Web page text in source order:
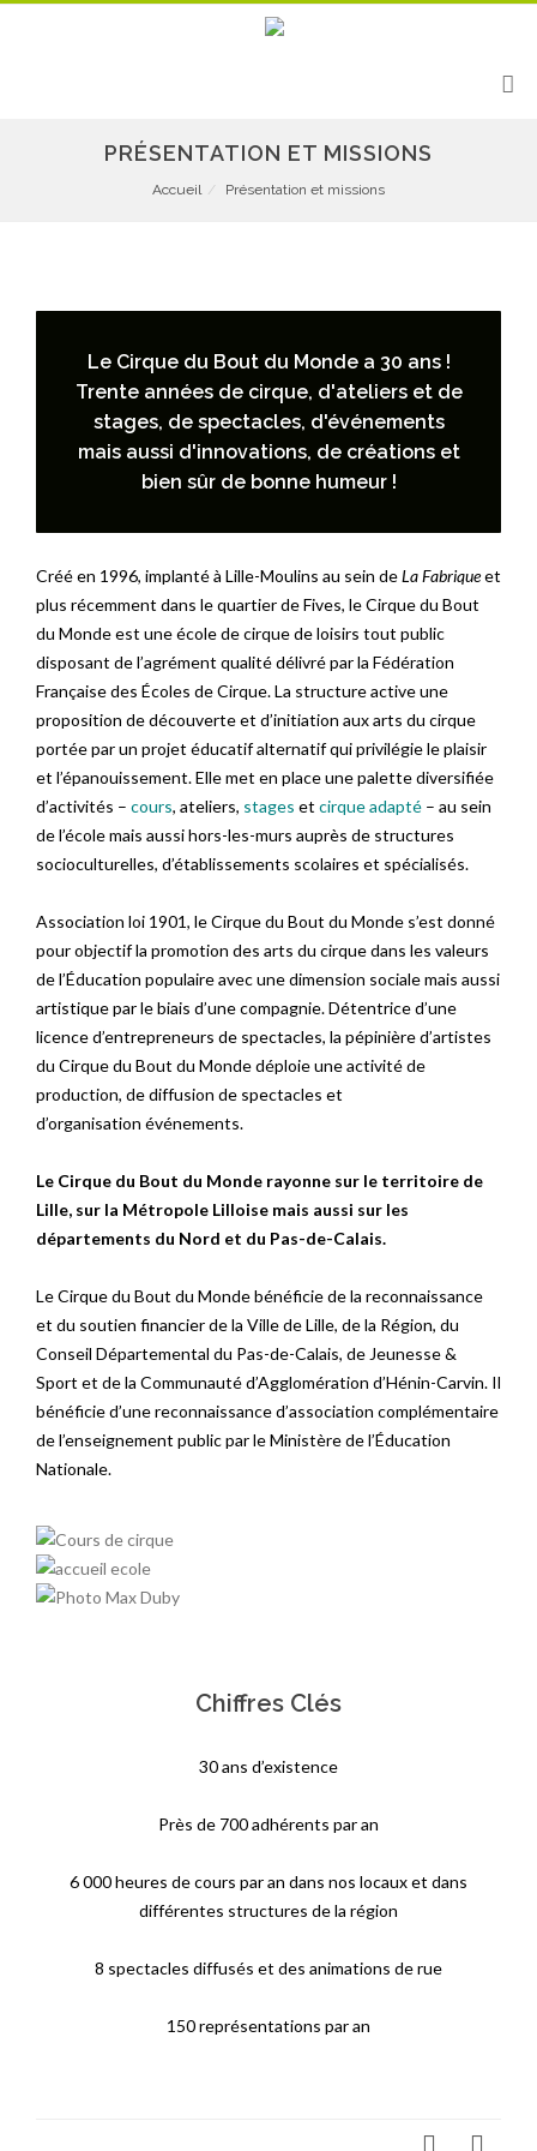
PRÉSENTATION ET MISSIONS
Accueil Présentation et missions
Le Cirque du Bout du Monde a 30 ans !
Trente années de cirque, d'ateliers et de
stages, de spectacles, d'événements
mais aussi d'innovations, de créations et
bien sûr de bonne humeur !
Créé en 1996, implanté à Lille-Moulins au sein deLa Fabriqueet
plus récemment dans le quartier de Fives, le Cirque du Bout
du Monde est une école de cirque de loisirs tout public
disposant de l’agrément qualité délivré par la Fédération
Française des Écoles de Cirque. La structure active une
proposition de découverte et d’initiation aux arts du cirque
portée par un projet éducatif alternatif qui privilégie le plaisir
et l’épanouissement. Elle met en place une palette diversifiée
d’activités – cours, ateliers, stages et cirque adapté – au sein
de l’école mais aussi hors-les-murs auprès de structures
socioculturelles, d’établissements scolaires et spécialisés.
Association loi 1901, le Cirque du Bout du Monde s’est donné
pour objectif la promotion des arts du cirque dans les valeurs
de l’Éducation populaire avec une dimension sociale mais aussi
artistique par le biais d’une compagnie. Détentrice d’une
licence d’entrepreneurs de spectacles, la pépinière d’artistes
du Cirque du Bout du Monde déploie une activité de
production, de diffusion de spectacles et
d’organisation événements.
Le Cirque du Bout du Monde rayonne sur le territoire de
Lille, sur la Métropole Lilloise mais aussi sur les
départements du Nord et du Pas-de-Calais.
Le Cirque du Bout du Monde bénéficie de la reconnaissance
et du soutien financier de la Ville de Lille, de la Région, du
Conseil Départemental du Pas-de-Calais, de Jeunesse &
Sport et de la Communauté d’Agglomération d’Hénin-Carvin. Il
bénéficie d’une reconnaissance d’association complémentaire
de l’enseignement public par le Ministère de l’Éducation
Nationale.
Chiffres Clés
30 ans d’existence
Près de 700 adhérents par an
6 000 heures de cours par an dans nos locaux et dans
différentes structures de la région
8 spectacles diffusés et des animations de rue
150 représentations par an